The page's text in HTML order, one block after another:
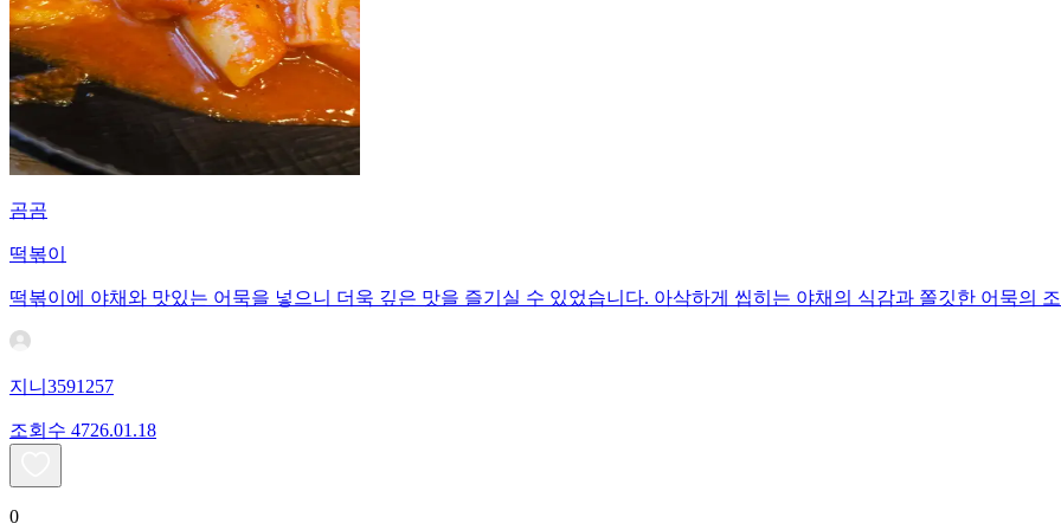
곰곰
떡볶이
떡볶이에 야채와 맛있는 어묵을 넣으니 더욱 깊은 맛을 즐기실 수 있었습니다. 아삭하게 씹히는 야채의 식감과 쫄깃한 어묵의
지니3591257
조회수 4726.01.18
0